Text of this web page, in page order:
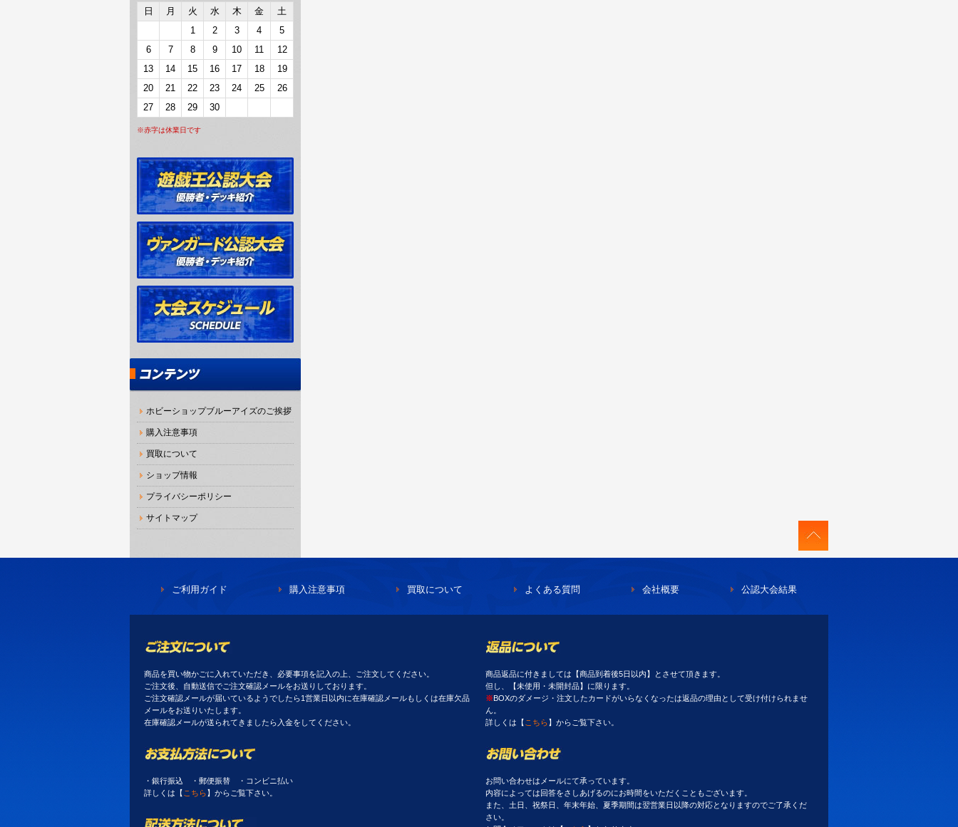
日
月 火 水 木 金
土
1
2 3 4
5
6
7 8 9 10 11
12
13
14 15 16 17 18
19
20
21 22 23 24 25
26
27
28 29 30
※赤字は休業日です
ホビーショップブルーアイズのご挨拶
購入注意事項
買取について
ショップ情報
プライバシーポリシー
サイトマップ
ご利用ガイド 購入注意事項 買取について よくある質問 会社概要 公認大会結果
商品を買い物かごに入れていただき、必要事項を記入の上、ご注文してください。
ご注文後、自動送信でご注文確認メールをお送りしております。
ご注文確認メールが届いているようでしたら1営業日以内に在庫確認メールもしくは在庫欠品
メールをお送りいたします。
在庫確認メールが送られてきましたら入金をしてください。
・銀行振込 ・郵便振替 ・コンビニ払い
詳しくは【 こちら】からご覧下さい。
商品返品に付きましては【商品到着後5日以内】とさせて頂きます。
但し、【未使用・未開封品】に限ります。
※BOXのダメージ・注文したカードがいらなくなったは返品の理由として受け付けられませ
ん。
詳しくは【 こちら】からご覧下さい。
お問い合わせはメールにて承っています。
内容によっては回答をさしあげるのにお時間をいただくこともございます。
また、土日、祝祭日、年末年始、夏季期間は翌営業日以降の対応となりますのでご了承くだ
さい。